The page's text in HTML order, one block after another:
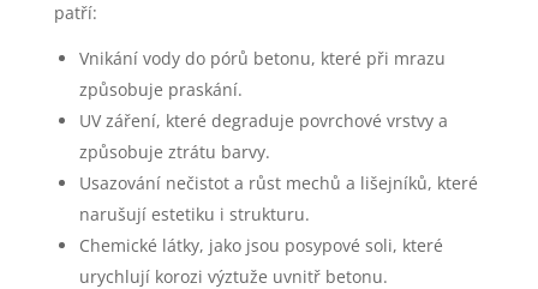
patří:
Vnikání vody do pórů betonu, které při mrazu
způsobuje praskání.
UV záření, které degraduje povrchové vrstvy a
způsobuje ztrátu barvy.
Usazování nečistot a růst mechů a lišejníků, které
narušují estetiku i strukturu.
Chemické látky, jako jsou posypové soli, které
urychlují korozi výztuže uvnitř betonu.